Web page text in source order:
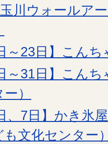
玉川ウォールア
～23日】こんち
～31日】こん
）
、7日】かき氷
も文化センター